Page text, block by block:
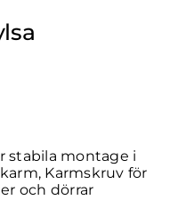
stabila montage i
, Karmskruv för
och dörrar